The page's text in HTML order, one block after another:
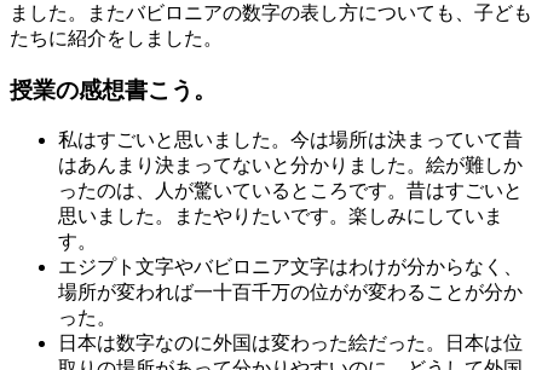
ました。またバビロニアの数字の表し方についても、子ども
たちに紹介をしました。
授業の感想書こう。
私はすごいと思いました。今は場所は決まっていて昔
はあんまり決まってないと分かりました。絵が難しか
ったのは、人が驚いているところです。昔はすごいと
思いました。またやりたいです。楽しみにしていま
す。
エジプト文字やバビロニア文字はわけが分からなく、
場所が変われば一十百千万の位がが変わることが分か
った。
日本は数字なのに外国は変わった絵だった。日本は位